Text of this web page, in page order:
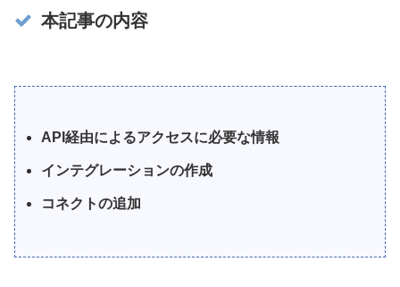
本記事の内容
API経由によるアクセスに必要な情報
インテグレーションの作成
コネクトの追加